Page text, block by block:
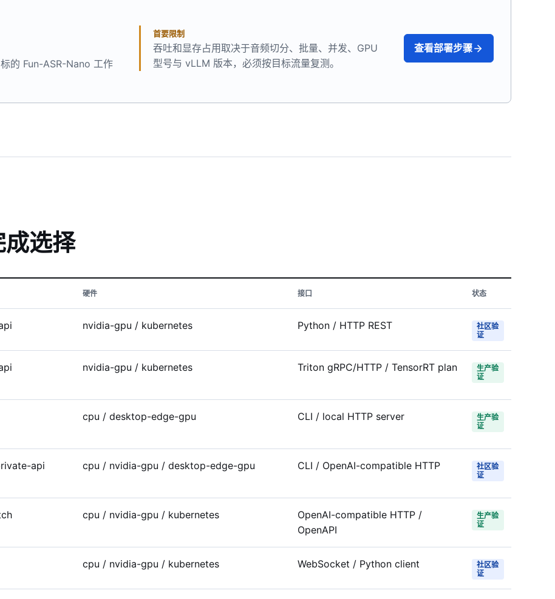
的 Fun-ASR-Nano 工作
首要限制
吞吐和显存占用取决于音频切分、批量、并发、GPU
型号与 vLLM 版本，必须按目标流量复测。
查看部署步骤
选择
硬件 接口 状态
nvidia-gpu / kubernetes Python / HTTP REST
社区验
证
nvidia-gpu / kubernetes Triton gRPC/HTTP / TensorRT plan
生产验
证
cpu / desktop-edge-gpu CLI / local HTTP server
生产验
证
api cpu / nvidia-gpu / desktop-edge-gpu CLI / OpenAI-compatible HTTP
社区验
证
cpu / nvidia-gpu / kubernetes
OpenAI-compatible HTTP /
OpenAPI
生产验
证
cpu / nvidia-gpu / kubernetes WebSocket / Python client
社区验
证